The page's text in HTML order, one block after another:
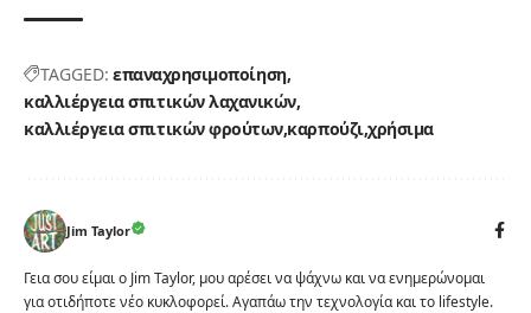
TAGGED: επαναχρησιμοποίηση
καλλιέργεια σπιτικών λαχανικών
καλλιέργεια σπιτικών φρούτων καρπούζιχρήσιμα
Jim Taylor
Γεια σου είμαι ο Jim Taylor, μου αρέσει να ψάχνω και να ενημερώνομαι
για οτιδήποτε νέο κυκλοφορεί. Αγαπάω την τεχνολογία και το lifestyle.